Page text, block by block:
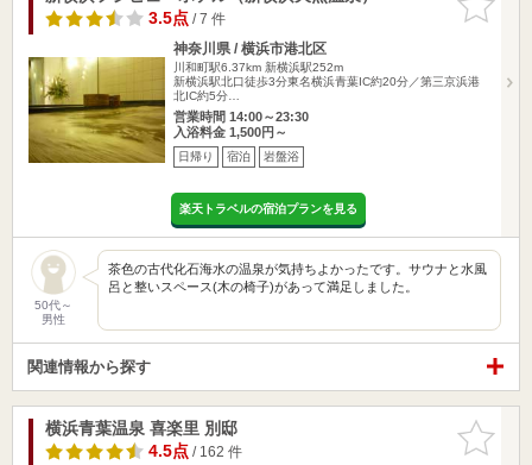
りに追加
3.5点/ 7 件
神奈川県 / 横浜市港北区
川和町駅6.37km 新横浜駅252m
新横浜駅北口徒歩3分東名横浜青葉IC約20分／第三京浜港
北IC約5分…
営業時間 14:00～23:30
入浴料金 1,500円～
日帰り 宿泊 岩盤浴
楽天トラベルの宿泊プランを見る
50代～
男性
茶色の古代化石海水の温泉が気持ちよかったです。サウナと水風
呂と整いスペース(木の椅子)があって満足しました。
関連情報から探す
お気に入
りに追加
横浜青葉温泉 喜楽里 別邸
4.5点/ 162 件